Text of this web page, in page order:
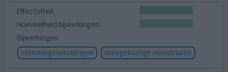
Effectiviteit
Hoeveelheid bijwerkingen
Bijwerkingen
stemmingswisselingen
onregelmatige menstruatie